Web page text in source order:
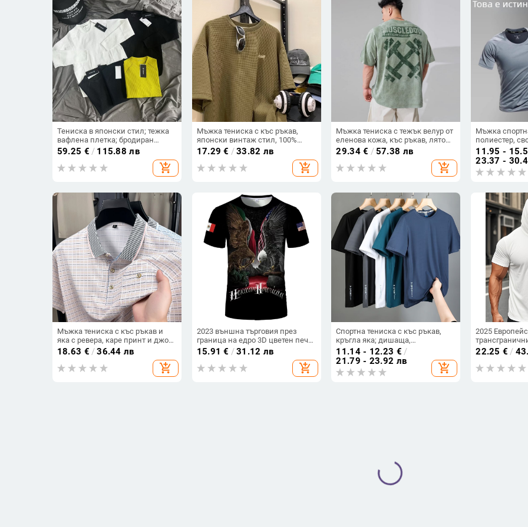
Тениска в японски стил; тежка
вафлена плетка; бродиран
малък логотип; дълги ръкави;
свободна кройка
59.25 € / 115.88 лв
add_shopping_cart
Мъжка тениска с къс ръкав,
японски винтаж стил, 100%
полиестер, еднотонен модел,
свободен силует
17.29 € /33.82 лв
add_shopping_cart
Мъжка тениска с тежък велур от
еленова кожа, къс ръкав, лято
2025, свободна кройка, размер
плюс, ретро американски стил
29.34€ /57.38 лв
add_shopping_cart
Мъжка
полиестер,
ръкав, кръгла
11.95 -
23.37 -
Мъжка тениска с къс ръкав и
яка с ревера, каре принт и джоб,
дишаща полиестерова смес.
18.63 € /36.44 лв
add_shopping_cart
2023 външна търговия през
граница на едро 3D цветен печат
полиестер термотрансферна
тениска с кръгло деколте
европейска и американска
тениска с къс ръкав с големи
15.91 € /31.12 лв
add_shopping_cart
Спортна тениска с къс ръкав,
кръгла яка; дишаща,
бързосъхнеща полиестрова
тъкан (96% полиестер);
влагоотводяща, охлаждаща,
издръжлива; геометричен
11.14 - 12.23 € /
21.79 - 23.92 лв
add_shopping_cart
2025
тениски с
модерни
тениски с
22.25 € /